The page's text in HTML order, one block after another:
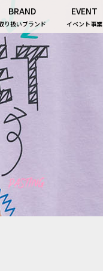
BRAND
り扱いブランド
EVENT
イベント事業